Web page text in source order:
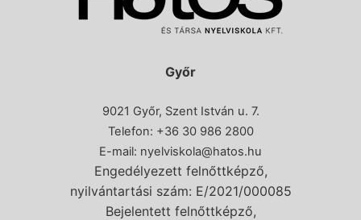
Győr
9021 Győr, Szent István u. 7.
Telefon: +36 30 986 2800
E-mail: nyelviskola@hatos.hu
Engedélyezett felnőttképző,
nyilvántartási szám: E/2021/000085
Bejelentett felnőttképző,